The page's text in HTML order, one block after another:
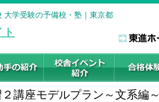
大学受験の予備校・塾｜東京都
講座モデルプラン～文系編～